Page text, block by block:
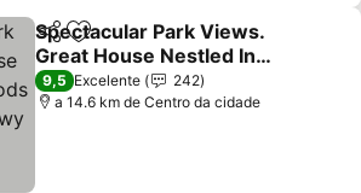
PartilharAdicionar aos favoritos
Spectacular Park Views.
Great House Nestled In
The Woods 1-Mile Off
Parks Hwy
Ver preços
9,5 Excelente
242
a 14.6 km de Centro da cidade